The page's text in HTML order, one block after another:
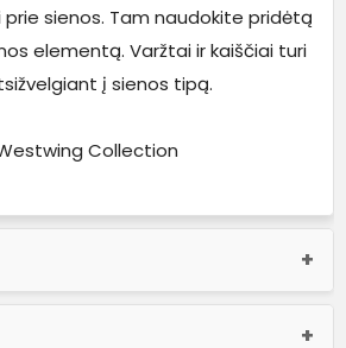
sienos. Tam naudokite pridėtą
elementą. Varžtai ir kaiščiai turi
į sienos tipą.
Collection